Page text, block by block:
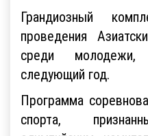
Грандиозный
проведения
среди молодежи,
следующий год.
Программа
спорта,